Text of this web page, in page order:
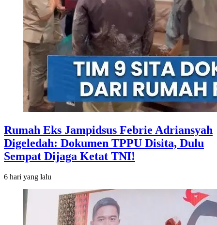
Rumah Eks Jampidsus Febrie Adriansyah
Digeledah: Dokumen TPPU Disita, Dulu
Sempat Dijaga Ketat TNI!
6 hari yang lalu